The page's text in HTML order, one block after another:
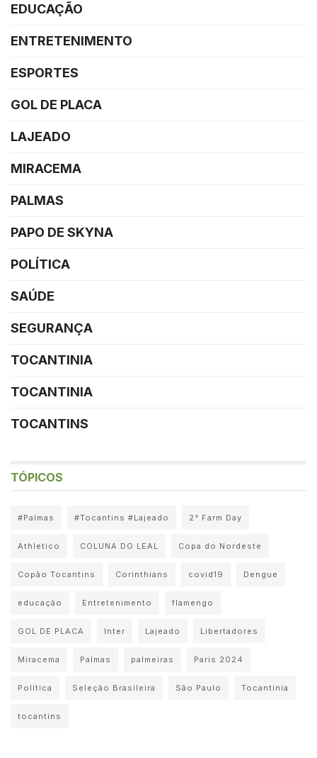
EDUCAÇÃO
ENTRETENIMENTO
ESPORTES
GOL DE PLACA
LAJEADO
MIRACEMA
PALMAS
PAPO DE SKYNA
POLÍTICA
SAÚDE
SEGURANÇA
TOCANTINIA
TOCANTINIA
TOCANTINS
TÓPICOS
#Palmas #Tocantins #Lajeado 2° Farm Day
Athletico COLUNA DO LEAL Copa do Nordeste
Copão Tocantins Corinthians covid19 Dengue
educação Entretenimento flamengo
GOL DE PLACA Inter Lajeado Libertadores
Miracema Palmas palmeiras Paris 2024
Política Seleção Brasileira São Paulo Tocantinia
tocantins